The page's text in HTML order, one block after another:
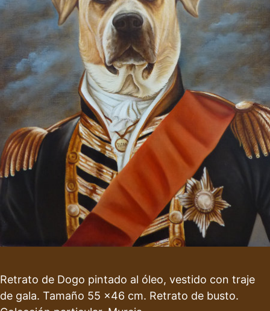
Retrato de Dogo pintado al óleo, vestido con traje
de gala. Tamaño 55 x46 cm. Retrato de busto.